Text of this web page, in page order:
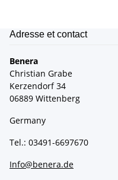
Adresse et contact
Benera
Christian Grabe
Kerzendorf 34
06889 Wittenberg
Germany
Tel.: 03491-6697670
Info@benera.de